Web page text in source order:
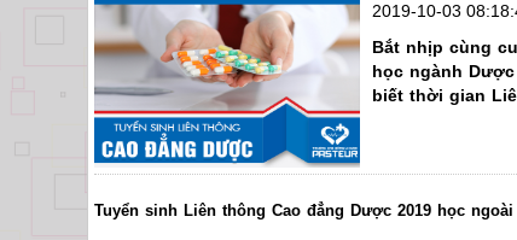
2019-10-03
Bắt nhịp cùng
học ngành
biết thời gian
Tuyển sinh Liên thông Cao đẳng Dược 2019 học